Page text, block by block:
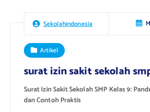
Sekolahindonesia
Artikel
surat izin sakit sekolah
Surat Izin Sakit Sekolah SMP Kelas 9:
dan Contoh Praktis